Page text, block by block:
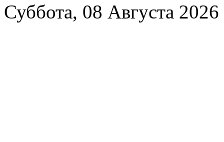
Суббота, 08 Августа 2026